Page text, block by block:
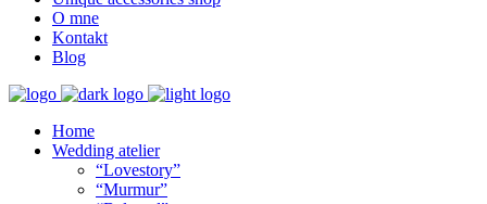
O mne
Kontakt
Blog
Home
Wedding atelier
“Lovestory”
“Murmur”